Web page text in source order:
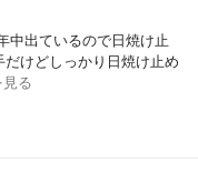
中出ているので日焼け止
けどしっかり日焼け止め
る